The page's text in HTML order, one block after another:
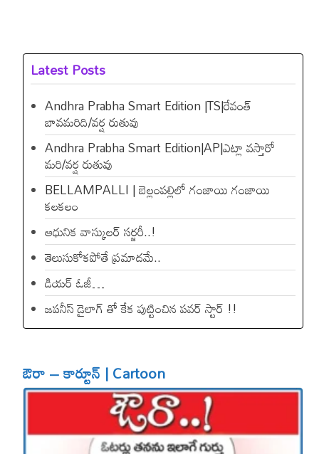
Latest Posts
Andhra Prabha Smart Edition |TS|రేవంత్​
బావమరిది/వర్ష రుతువు
Andhra Prabha Smart Edition|AP|ఎట్లా వస్తారో
మరి/వర్ష రుతువు
BELLAMPALLI | బెల్లంపల్లిలో గంజాయి గంజాయి
కలకలం
ఆధునిక వాస్కులర్ సర్జరీ..!
తెలుసుకోకపోతే ప్రమాదమే..
డియ‌ర్ ఓజీ…
జపనీస్ డైలాగ్ తో కేక పుట్టించిన ప‌వ‌ర్ స్టార్ !!
ఔరా – కార్టూన్ | Cartoon